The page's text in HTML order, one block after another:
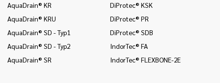
AquaDrain® KR
AquaDrain® KRU
AquaDrain® SD - Typ1
AquaDrain® SD - Typ2
AquaDrain® SR
DiProtec® KSK
DiProtec® PR
DiProtec® SDB
IndorTec® FA
IndorTec® FLEXBONE-2E